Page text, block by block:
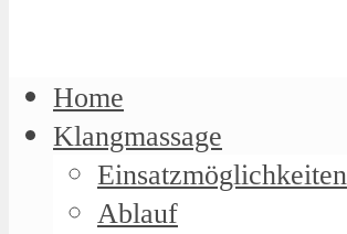
Home
Klangmassage
Einsatzmöglichkeiten
Ablauf